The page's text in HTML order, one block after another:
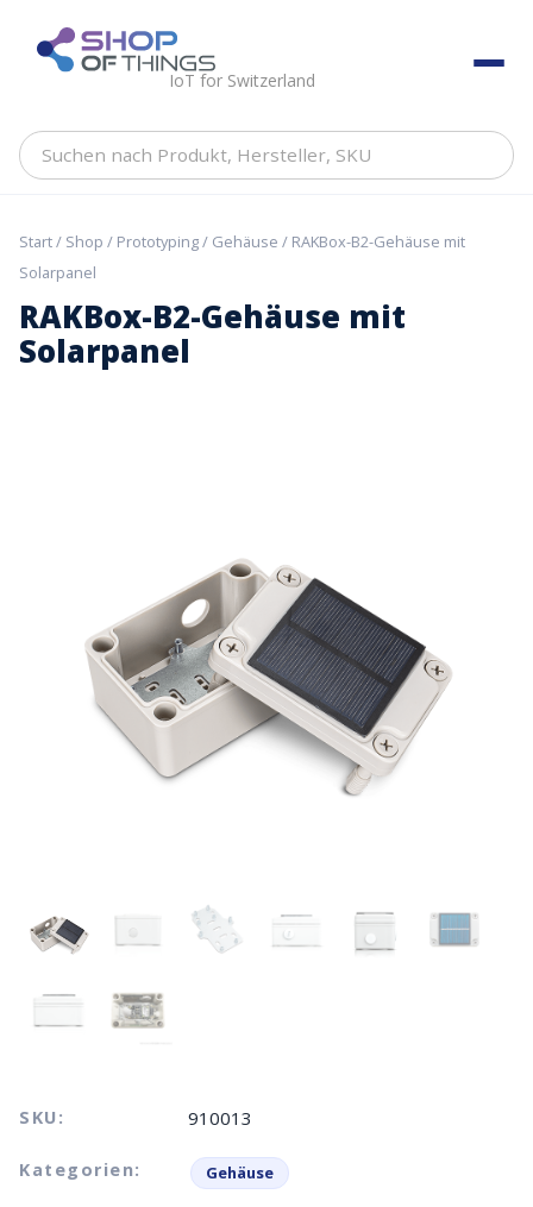
content ShopOfThings
IoT for Switzerland
Suchen
Hersteller,
Start/ Shop / Prototyping/ Gehäuse / RAKBox-B2-Gehäuse mit
Solarpanel
RAKBox-B2-Gehäuse mit
Solarpanel
SKU: 910013
Kategorien: Gehäuse